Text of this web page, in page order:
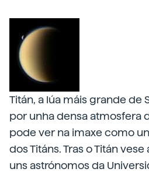
Titán, a lúa máis grande de
por unha densa atmosfera
pode ver na imaxe como
dos Titáns. Tras o Titán vese
uns astrónomos da